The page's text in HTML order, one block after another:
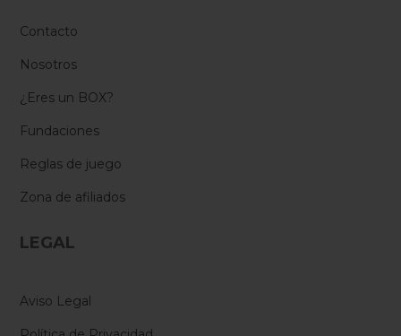
Contacto
Nosotros
¿Eres un BOX?
Fundaciones
Reglas de juego
Zona de afiliados
LEGAL
Aviso Legal